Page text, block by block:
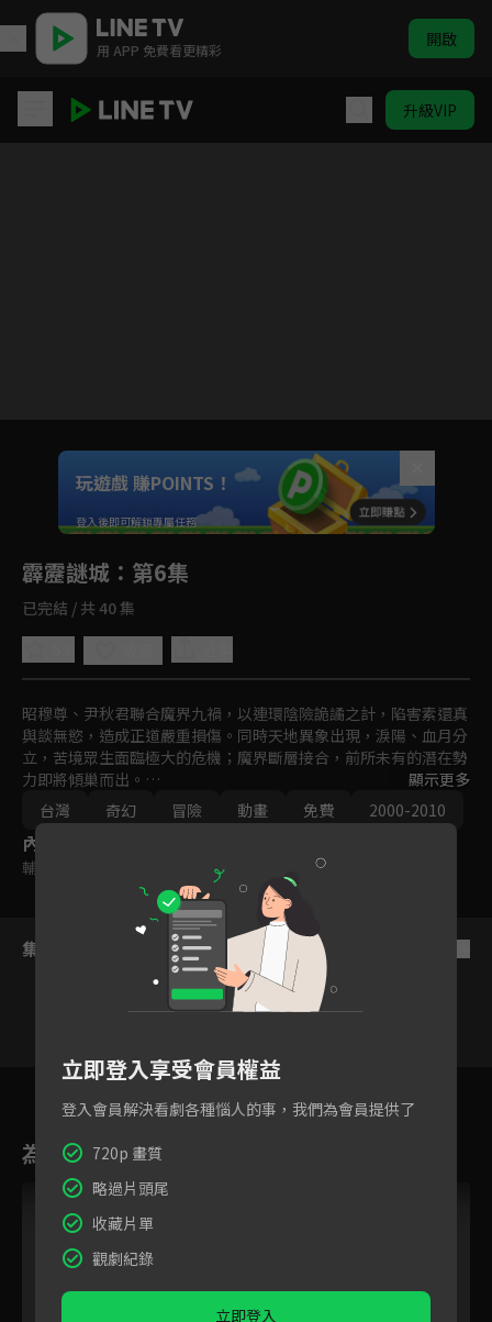
用 APP 免費看更精彩 開啟
升級VIP
Unmute
如有不便請見諒
玩遊戲 賺POINTS！
登入後即可解鎖專屬任務
霹靂謎城 ：第6集
已完結 / 共 40 集
昭穆尊、尹秋君聯合魔界九禍，以連環陰險詭譎之計，陷害素還真
與談無慾，造成正道嚴重損傷。同時天地異象出現，淚陽、血月分
立，苦境眾生面臨極大的危機；魔界斷層接合，前所未有的潛在勢
力即將傾巢而出。
百世經綸一頁書、六絃之首蒼、一步蓮華等三名正道先驅，將如何
聯手力挽狂瀾？靛羽風蓮、業火紅蓮、墨淵水蓮，這三人又會為武
林帶來怎樣的轉機？長生殿、不老城，兩者之中究竟藏有什麼秘
密？請期待霹靂布袋戲之『霹靂謎城』。
顯示更多
台灣
奇幻 冒險 動畫 免費 2000-2010
內容標籤
輔導十二歲級
集數列表
4 5 6
為您推薦
立即登入享受會員權益
登入會員解決看劇各種惱人的事，我們為會員提供了
720p 畫質
略過片頭尾
收藏片單
觀劇紀錄
立即登入